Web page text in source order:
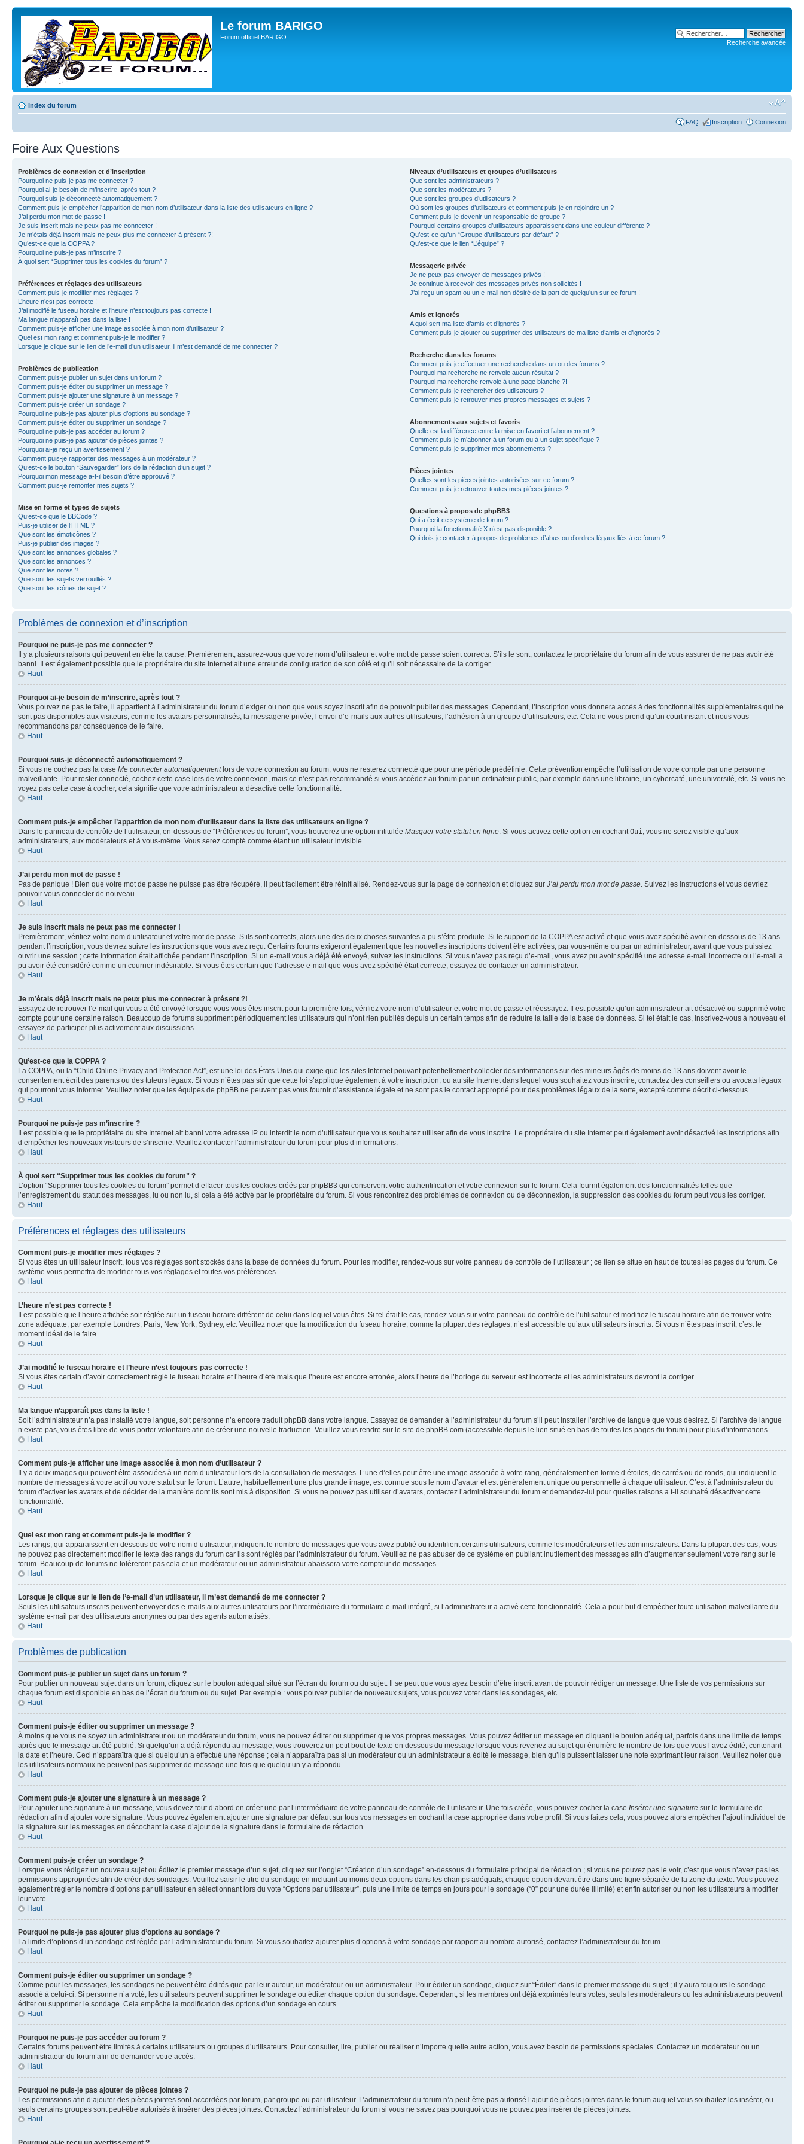
Le forum BARIGO
Forum officiel BARIGO
Recherche avancée
Index du forum
FAQ Inscription Connexion
Foire Aux Questions
Problèmes de connexion et d’inscription
Pourquoi ne puis-je pas me connecter ?
Pourquoi ai-je besoin de m’inscrire, après tout ?
Pourquoi suis-je déconnecté automatiquement ?
Comment puis-je empêcher l’apparition de mon nom d’utilisateur dans la liste des utilisateurs en ligne ?
J’ai perdu mon mot de passe !
Je suis inscrit mais ne peux pas me connecter !
Je m’étais déjà inscrit mais ne peux plus me connecter à présent ?!
Qu’est-ce que la COPPA ?
Pourquoi ne puis-je pas m’inscrire ?
À quoi sert “Supprimer tous les cookies du forum” ?
Préférences et réglages des utilisateurs
Comment puis-je modifier mes réglages ?
L’heure n’est pas correcte !
J’ai modifié le fuseau horaire et l’heure n’est toujours pas correcte !
Ma langue n’apparaît pas dans la liste !
Comment puis-je afficher une image associée à mon nom d’utilisateur ?
Quel est mon rang et comment puis-je le modifier ?
Lorsque je clique sur le lien de l’e-mail d’un utilisateur, il m’est demandé de me connecter ?
Problèmes de publication
Comment puis-je publier un sujet dans un forum ?
Comment puis-je éditer ou supprimer un message ?
Comment puis-je ajouter une signature à un message ?
Comment puis-je créer un sondage ?
Pourquoi ne puis-je pas ajouter plus d’options au sondage ?
Comment puis-je éditer ou supprimer un sondage ?
Pourquoi ne puis-je pas accéder au forum ?
Pourquoi ne puis-je pas ajouter de pièces jointes ?
Pourquoi ai-je reçu un avertissement ?
Comment puis-je rapporter des messages à un modérateur ?
Qu’est-ce le bouton “Sauvegarder” lors de la rédaction d’un sujet ?
Pourquoi mon message a-t-il besoin d’être approuvé ?
Comment puis-je remonter mes sujets ?
Mise en forme et types de sujets
Qu’est-ce que le BBCode ?
Puis-je utiliser de l’HTML ?
Que sont les émoticônes ?
Puis-je publier des images ?
Que sont les annonces globales ?
Que sont les annonces ?
Que sont les notes ?
Que sont les sujets verrouillés ?
Que sont les icônes de sujet ?
Niveaux d’utilisateurs et groupes d’utilisateurs
Que sont les administrateurs ?
Que sont les modérateurs ?
Que sont les groupes d’utilisateurs ?
Où sont les groupes d’utilisateurs et comment puis-je en rejoindre un ?
Comment puis-je devenir un responsable de groupe ?
Pourquoi certains groupes d’utilisateurs apparaissent dans une couleur différente ?
Qu’est-ce qu’un “Groupe d’utilisateurs par défaut” ?
Qu’est-ce que le lien “L’équipe” ?
Messagerie privée
Je ne peux pas envoyer de messages privés !
Je continue à recevoir des messages privés non sollicités !
J’ai reçu un spam ou un e-mail non désiré de la part de quelqu’un sur ce forum !
Amis et ignorés
A quoi sert ma liste d’amis et d’ignorés ?
Comment puis-je ajouter ou supprimer des utilisateurs de ma liste d’amis et d’ignorés ?
Recherche dans les forums
Comment puis-je effectuer une recherche dans un ou des forums ?
Pourquoi ma recherche ne renvoie aucun résultat ?
Pourquoi ma recherche renvoie à une page blanche ?!
Comment puis-je rechercher des utilisateurs ?
Comment puis-je retrouver mes propres messages et sujets ?
Abonnements aux sujets et favoris
Quelle est la différence entre la mise en favori et l’abonnement ?
Comment puis-je m’abonner à un forum ou à un sujet spécifique ?
Comment puis-je supprimer mes abonnements ?
Pièces jointes
Quelles sont les pièces jointes autorisées sur ce forum ?
Comment puis-je retrouver toutes mes pièces jointes ?
Questions à propos de phpBB3
Qui a écrit ce système de forum ?
Pourquoi la fonctionnalité X n’est pas disponible ?
Qui dois-je contacter à propos de problèmes d’abus ou d’ordres légaux liés à ce forum ?
Problèmes de connexion et d’inscription
Pourquoi ne puis-je pas me connecter ?
Il y a plusieurs raisons qui peuvent en être la cause. Premièrement, assurez-vous que votre nom d’utilisateur et votre mot de passe soient corrects. S’ils le sont, contactez le propriétaire du forum afin de vous assurer de ne pas avoir été
banni. Il est également possible que le propriétaire du site Internet ait une erreur de configuration de son côté et qu’il soit nécessaire de la corriger.
Haut
Pourquoi ai-je besoin de m’inscrire, après tout ?
Vous pouvez ne pas le faire, il appartient à l’administrateur du forum d’exiger ou non que vous soyez inscrit afin de pouvoir publier des messages. Cependant, l’inscription vous donnera accès à des fonctionnalités supplémentaires qui ne
sont pas disponibles aux visiteurs, comme les avatars personnalisés, la messagerie privée, l’envoi d’e-mails aux autres utilisateurs, l’adhésion à un groupe d’utilisateurs, etc. Cela ne vous prend qu’un court instant et nous vous
recommandons par conséquence de le faire.
Haut
Pourquoi suis-je déconnecté automatiquement ?
Si vous ne cochez pas la case Me connecter automatiquementlors de votre connexion au forum, vous ne resterez connecté que pour une période prédéfinie. Cette prévention empêche l’utilisation de votre compte par une personne
malveillante. Pour rester connecté, cochez cette case lors de votre connexion, mais ce n’est pas recommandé si vous accédez au forum par un ordinateur public, par exemple dans une librairie, un cybercafé, une université, etc. Si vous ne
voyez pas cette case à cocher, cela signifie que votre administrateur a désactivé cette fonctionnalité.
Haut
Comment puis-je empêcher l’apparition de mon nom d’utilisateur dans la liste des utilisateurs en ligne ?
Dans le panneau de contrôle de l’utilisateur, en-dessous de “Préférences du forum”, vous trouverez une option intitulée Masquer votre statut en ligne. Si vous activez cette option en cochantOui, vous ne serez visible qu’aux
administrateurs, aux modérateurs et à vous-même. Vous serez compté comme étant un utilisateur invisible.
Haut
J’ai perdu mon mot de passe !
Pas de panique ! Bien que votre mot de passe ne puisse pas être récupéré, il peut facilement être réinitialisé. Rendez-vous sur la page de connexion et cliquez sur J’ai perdu mon mot de passe. Suivez les instructions et vous devriez
pouvoir vous connecter de nouveau.
Haut
Je suis inscrit mais ne peux pas me connecter !
Premièrement, vérifiez votre nom d’utilisateur et votre mot de passe. S’ils sont corrects, alors une des deux choses suivantes a pu s’être produite. Si le support de la COPPA est activé et que vous avez spécifié avoir en dessous de 13 ans
pendant l’inscription, vous devrez suivre les instructions que vous avez reçu. Certains forums exigeront également que les nouvelles inscriptions doivent être activées, par vous-même ou par un administrateur, avant que vous puissiez
ouvrir une session ; cette information était affichée pendant l’inscription. Si un e-mail vous a déjà été envoyé, suivez les instructions. Si vous n’avez pas reçu d’e-mail, vous avez pu avoir spécifié une adresse e-mail incorrecte ou l’e-mail a
pu avoir été considéré comme un courrier indésirable. Si vous êtes certain que l’adresse e-mail que vous avez spécifié était correcte, essayez de contacter un administrateur.
Haut
Je m’étais déjà inscrit mais ne peux plus me connecter à présent ?!
Essayez de retrouver l’e-mail qui vous a été envoyé lorsque vous vous êtes inscrit pour la première fois, vérifiez votre nom d’utilisateur et votre mot de passe et réessayez. Il est possible qu’un administrateur ait désactivé ou supprimé votre
compte pour une certaine raison. Beaucoup de forums suppriment périodiquement les utilisateurs qui n’ont rien publiés depuis un certain temps afin de réduire la taille de la base de données. Si tel était le cas, inscrivez-vous à nouveau et
essayez de participer plus activement aux discussions.
Haut
Qu’est-ce que la COPPA ?
La COPPA, ou la “Child Online Privacy and Protection Act”, est une loi des États-Unis qui exige que les sites Internet pouvant potentiellement collecter des informations sur des mineurs âgés de moins de 13 ans doivent avoir le
consentement écrit des parents ou des tuteurs légaux. Si vous n’êtes pas sûr que cette loi s’applique également à votre inscription, ou au site Internet dans lequel vous souhaitez vous inscrire, contactez des conseillers ou avocats légaux
qui pourront vous informer. Veuillez noter que les équipes de phpBB ne peuvent pas vous fournir d’assistance légale et ne sont pas le contact approprié pour des problèmes légaux de la sorte, excepté comme décrit ci-dessous.
Haut
Pourquoi ne puis-je pas m’inscrire ?
Il est possible que le propriétaire du site Internet ait banni votre adresse IP ou interdit le nom d’utilisateur que vous souhaitez utiliser afin de vous inscrire. Le propriétaire du site Internet peut également avoir désactivé les inscriptions afin
d’empêcher les nouveaux visiteurs de s’inscrire. Veuillez contacter l’administrateur du forum pour plus d’informations.
Haut
À quoi sert “Supprimer tous les cookies du forum” ?
L’option “Supprimer tous les cookies du forum” permet d’effacer tous les cookies créés par phpBB3 qui conservent votre authentification et votre connexion sur le forum. Cela fournit également des fonctionnalités telles que
l’enregistrement du statut des messages, lu ou non lu, si cela a été activé par le propriétaire du forum. Si vous rencontrez des problèmes de connexion ou de déconnexion, la suppression des cookies du forum peut vous les corriger.
Haut
Préférences et réglages des utilisateurs
Comment puis-je modifier mes réglages ?
Si vous êtes un utilisateur inscrit, tous vos réglages sont stockés dans la base de données du forum. Pour les modifier, rendez-vous sur votre panneau de contrôle de l’utilisateur ; ce lien se situe en haut de toutes les pages du forum. Ce
système vous permettra de modifier tous vos réglages et toutes vos préférences.
Haut
L’heure n’est pas correcte !
Il est possible que l’heure affichée soit réglée sur un fuseau horaire différent de celui dans lequel vous êtes. Si tel était le cas, rendez-vous sur votre panneau de contrôle de l’utilisateur et modifiez le fuseau horaire afin de trouver votre
zone adéquate, par exemple Londres, Paris, New York, Sydney, etc. Veuillez noter que la modification du fuseau horaire, comme la plupart des réglages, n’est accessible qu’aux utilisateurs inscrits. Si vous n’êtes pas inscrit, c’est le
moment idéal de le faire.
Haut
J’ai modifié le fuseau horaire et l’heure n’est toujours pas correcte !
Si vous êtes certain d’avoir correctement réglé le fuseau horaire et l’heure d’été mais que l’heure est encore erronée, alors l’heure de l’horloge du serveur est incorrecte et les administrateurs devront la corriger.
Haut
Ma langue n’apparaît pas dans la liste !
Soit l’administrateur n’a pas installé votre langue, soit personne n’a encore traduit phpBB dans votre langue. Essayez de demander à l’administrateur du forum s’il peut installer l’archive de langue que vous désirez. Si l’archive de langue
n’existe pas, vous êtes libre de vous porter volontaire afin de créer une nouvelle traduction. Veuillez vous rendre sur le site de phpBB.com (accessible depuis le lien situé en bas de toutes les pages du forum) pour plus d’informations.
Haut
Comment puis-je afficher une image associée à mon nom d’utilisateur ?
Il y a deux images qui peuvent être associées à un nom d’utilisateur lors de la consultation de messages. L’une d’elles peut être une image associée à votre rang, généralement en forme d’étoiles, de carrés ou de ronds, qui indiquent le
nombre de messages à votre actif ou votre statut sur le forum. L’autre, habituellement une plus grande image, est connue sous le nom d’avatar et est généralement unique ou personnelle à chaque utilisateur. C’est à l’administrateur du
forum d’activer les avatars et de décider de la manière dont ils sont mis à disposition. Si vous ne pouvez pas utiliser d’avatars, contactez l’administrateur du forum et demandez-lui pour quelles raisons a t-il souhaité désactiver cette
fonctionnalité.
Haut
Quel est mon rang et comment puis-je le modifier ?
Les rangs, qui apparaissent en dessous de votre nom d’utilisateur, indiquent le nombre de messages que vous avez publié ou identifient certains utilisateurs, comme les modérateurs et les administrateurs. Dans la plupart des cas, vous
ne pouvez pas directement modifier le texte des rangs du forum car ils sont réglés par l’administrateur du forum. Veuillez ne pas abuser de ce système en publiant inutilement des messages afin d’augmenter seulement votre rang sur le
forum. Beaucoup de forums ne toléreront pas cela et un modérateur ou un administrateur abaissera votre compteur de messages.
Haut
Lorsque je clique sur le lien de l’e-mail d’un utilisateur, il m’est demandé de me connecter ?
Seuls les utilisateurs inscrits peuvent envoyer des e-mails aux autres utilisateurs par l’intermédiaire du formulaire e-mail intégré, si l’administrateur a activé cette fonctionnalité. Cela a pour but d’empêcher toute utilisation malveillante du
système e-mail par des utilisateurs anonymes ou par des agents automatisés.
Haut
Problèmes de publication
Comment puis-je publier un sujet dans un forum ?
Pour publier un nouveau sujet dans un forum, cliquez sur le bouton adéquat situé sur l’écran du forum ou du sujet. Il se peut que vous ayez besoin d’être inscrit avant de pouvoir rédiger un message. Une liste de vos permissions sur
chaque forum est disponible en bas de l’écran du forum ou du sujet. Par exemple : vous pouvez publier de nouveaux sujets, vous pouvez voter dans les sondages, etc.
Haut
Comment puis-je éditer ou supprimer un message ?
À moins que vous ne soyez un administrateur ou un modérateur du forum, vous ne pouvez éditer ou supprimer que vos propres messages. Vous pouvez éditer un message en cliquant le bouton adéquat, parfois dans une limite de temps
après que le message ait été publié. Si quelqu’un a déjà répondu au message, vous trouverez un petit bout de texte en dessous du message lorsque vous revenez au sujet qui énumère le nombre de fois que vous l’avez édité, contenant
la date et l’heure. Ceci n’apparaîtra que si quelqu’un a effectué une réponse ; cela n’apparaîtra pas si un modérateur ou un administrateur a édité le message, bien qu’ils puissent laisser une note exprimant leur raison. Veuillez noter que
les utilisateurs normaux ne peuvent pas supprimer de message une fois que quelqu’un y a répondu.
Haut
Comment puis-je ajouter une signature à un message ?
Pour ajouter une signature à un message, vous devez tout d’abord en créer une par l’intermédiaire de votre panneau de contrôle de l’utilisateur. Une fois créée, vous pouvez cocher la case Insérer une signature sur le formulaire de
rédaction afin d’ajouter votre signature. Vous pouvez également ajouter une signature par défaut sur tous vos messages en cochant la case appropriée dans votre profil. Si vous faites cela, vous pouvez alors empêcher l’ajout individuel de
la signature sur les messages en décochant la case d’ajout de la signature dans le formulaire de rédaction.
Haut
Comment puis-je créer un sondage ?
Lorsque vous rédigez un nouveau sujet ou éditez le premier message d’un sujet, cliquez sur l’onglet “Création d’un sondage” en-dessous du formulaire principal de rédaction ; si vous ne pouvez pas le voir, c’est que vous n’avez pas les
permissions appropriées afin de créer des sondages. Veuillez saisir le titre du sondage en incluant au moins deux options dans les champs adéquats, chaque option devant être dans une ligne séparée de la zone du texte. Vous pouvez
également régler le nombre d’options par utilisateur en sélectionnant lors du vote “Options par utilisateur”, puis une limite de temps en jours pour le sondage (“0” pour une durée illimité) et enfin autoriser ou non les utilisateurs à modifier
leur vote.
Haut
Pourquoi ne puis-je pas ajouter plus d’options au sondage ?
La limite d’options d’un sondage est réglée par l’administrateur du forum. Si vous souhaitez ajouter plus d’options à votre sondage par rapport au nombre autorisé, contactez l’administrateur du forum.
Haut
Comment puis-je éditer ou supprimer un sondage ?
Comme pour les messages, les sondages ne peuvent être édités que par leur auteur, un modérateur ou un administrateur. Pour éditer un sondage, cliquez sur “Éditer” dans le premier message du sujet ; il y aura toujours le sondage
associé à celui-ci. Si personne n’a voté, les utilisateurs peuvent supprimer le sondage ou éditer chaque option du sondage. Cependant, si les membres ont déjà exprimés leurs votes, seuls les modérateurs ou les administrateurs peuvent
éditer ou supprimer le sondage. Cela empêche la modification des options d’un sondage en cours.
Haut
Pourquoi ne puis-je pas accéder au forum ?
Certains forums peuvent être limités à certains utilisateurs ou groupes d’utilisateurs. Pour consulter, lire, publier ou réaliser n’importe quelle autre action, vous avez besoin de permissions spéciales. Contactez un modérateur ou un
administrateur du forum afin de demander votre accès.
Haut
Pourquoi ne puis-je pas ajouter de pièces jointes ?
Les permissions afin d’ajouter des pièces jointes sont accordées par forum, par groupe ou par utilisateur. L’administrateur du forum n’a peut-être pas autorisé l’ajout de pièces jointes dans le forum auquel vous souhaitez les insérer, ou
seuls certains groupes sont peut-être autorisés à insérer des pièces jointes. Contactez l’administrateur du forum si vous ne savez pas pourquoi vous ne pouvez pas insérer de pièces jointes.
Haut